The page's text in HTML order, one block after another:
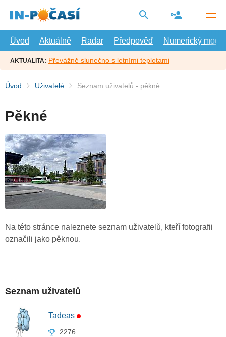
hlavní
Úvod
Aktuálně Radar Předpověď Numerický model
AKTUALITA: Převážně slunečno s letními teplotami
Úvod Uživatelé Seznam uživatelů - pěkné
Pěkné
Na této stránce naleznete seznam uživatelů, kteří fotografii
označili jako pěknou.
Seznam uživatelů
Tadeas
2276